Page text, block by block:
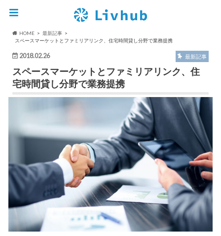
HOME
最新記事
スペースマーケットとファミリアリンク、住宅時間貸し分野で業務提携
2018.02.26 最新記事
スペースマーケットとファミリアリンク、住
宅時間貸し分野で業務提携